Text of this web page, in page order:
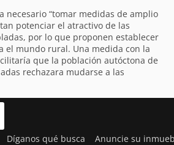
necesario “tomar medidas de amplio
potenciar el atractivo de las
por lo que proponen establecer
el mundo rural. Una medida con la
que la población autóctona de
rechazara mudarse a las
Díganos qué busca Anuncie su